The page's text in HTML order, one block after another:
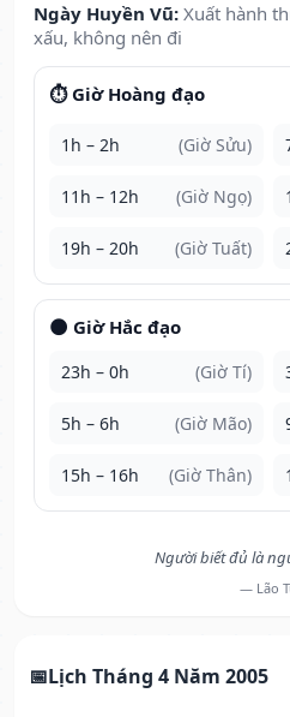
Ngày Huyền Vũ: Xuất hành
xấu, không nên đi
⏱️ Giờ Hoàng đạo
1h – 2h (Giờ Sửu)
11h – 12h (Giờ Ngọ)
19h – 20h (Giờ Tuất)
🌑 Giờ Hắc đạo
23h – 0h (Giờ Tí)
5h – 6h (Giờ Mão)
15h – 16h (Giờ Thân)
Người biết đủ là
— Lão
Lịch Tháng 4 Năm 2005